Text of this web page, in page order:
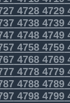
47284729
47384739
47484749
47584759
47684769
47784779
47884789
47984799